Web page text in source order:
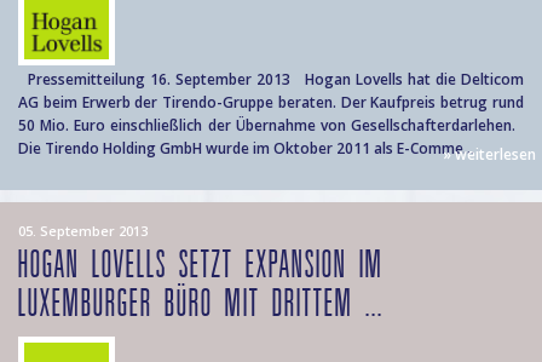
Pressemitteilung 16. September 2013 Hogan Lovells hat die Delticom
AG beim Erwerb der Tirendo-Gruppe beraten. Der Kaufpreis betrug rund
50 Mio. Euro einschließlich der Übernahme von Gesellschafterdarlehen.
Die Tirendo Holding GmbH wurde im Oktober 2011 als E-Comme...» weiterlesen
05. September 2013
HOGAN LOVELLS SETZT EXPANSION IM
LUXEMBURGER BÜRO MIT DRITTEM ...